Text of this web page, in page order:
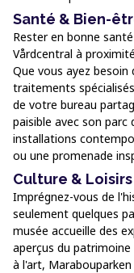
Santé & Bien-
Rester en bonne
Vårdcentral à
Que vous ayez
traitements
de votre bureau
paisible avec son
installations
ou une promenade
Culture & Loisirs
Imprégnez-vous de
seulement quelques
musée accueille des
aperçus du
à l'art,